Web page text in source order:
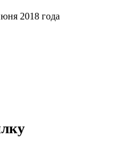
2018 года